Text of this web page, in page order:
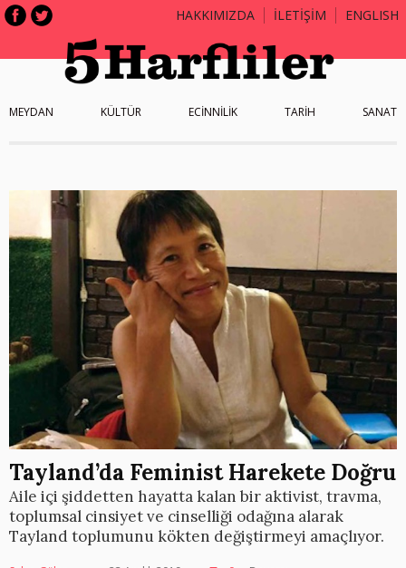
HAKKIMIZDA İLETİŞİM ENGLISH
MEYDAN KÜLTÜR ECİNNİLİK TARİH SANAT
Tayland’da Feminist Harekete Doğru
Aile içi şiddetten hayatta kalan bir aktivist, travma,
toplumsal cinsiyet ve cinselliği odağına alarak
Tayland toplumunu kökten değiştirmeyi amaçlıyor.